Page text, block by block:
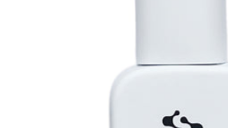
медия 0 в прозорец